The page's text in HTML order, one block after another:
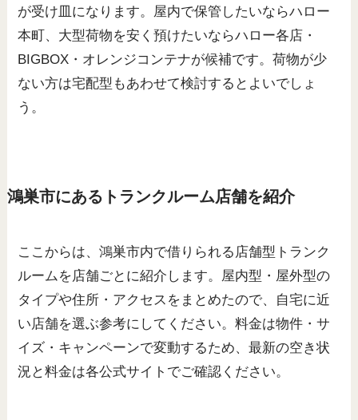
が受け皿になります。屋内で保管したいならハロー
本町、大型荷物を安く預けたいならハロー各店・
BIGBOX・オレンジコンテナが候補です。荷物が少
ない方は宅配型もあわせて検討するとよいでしょ
う。
鴻巣市にあるトランクルーム店舗を紹介
ここからは、鴻巣市内で借りられる店舗型トランク
ルームを店舗ごとに紹介します。屋内型・屋外型の
タイプや住所・アクセスをまとめたので、自宅に近
い店舗を選ぶ参考にしてください。料金は物件・サ
イズ・キャンペーンで変動するため、最新の空き状
況と料金は各公式サイトでご確認ください。